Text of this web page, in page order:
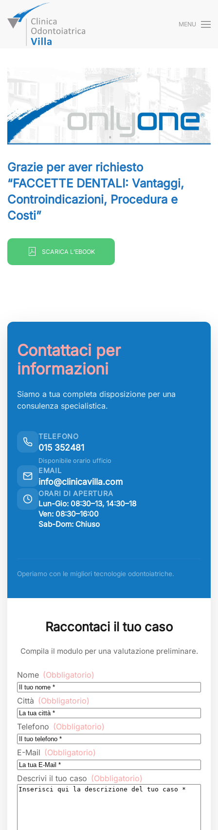
Skip to main content MENU
Grazie per aver richiesto
“FACCETTE DENTALI: Vantaggi,
Controindicazioni, Procedura e
Costi”
SCARICA L’EBOOK
Contattaci per
informazioni
Siamo a tua completa disposizione per una
consulenza specialistica.
TELEFONO
015 352481
Disponibile orario ufficio
EMAIL
info@clinicavilla.com
ORARI DI APERTURA
Lun-Gio: 08:30–13, 14:30–18
Ven: 08:30–16:00
Sab-Dom: Chiuso
Operiamo con le migliori tecnologie odontoiatriche.
Raccontaci il tuo caso
Compila il modulo per una valutazione preliminare.
Nome (Obbligatorio)
Città (Obbligatorio)
Telefono (Obbligatorio)
E-Mail (Obbligatorio)
Descrivi il tuo caso (Obbligatorio)